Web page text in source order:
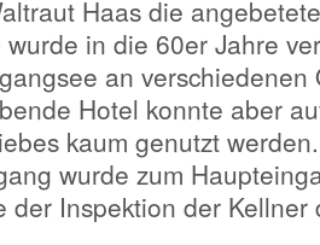
Haas die
wurde in die 60er Jahre
an
Hotel konnte aber
kaum genutzt
wurde zum
der Inspektion der Kellner